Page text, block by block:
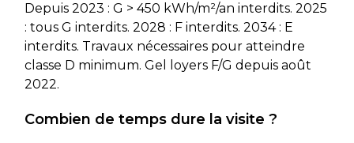
Depuis 2023 : G > 450 kWh/m²/an interdits. 2025
: tous G interdits. 2028 : F interdits. 2034 : E
interdits. Travaux nécessaires pour atteindre
classe D minimum. Gel loyers F/G depuis août
2022.
Combien de temps dure la visite ?